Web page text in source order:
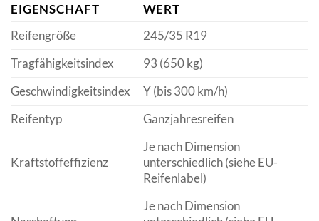
EIGENSCHAFT
WERT
Reifengröße
245/35 R19
Tragfähigkeitsindex
93 (650 kg)
Geschwindigkeitsindex
Y (bis 300 km/h)
Reifentyp
Ganzjahresreifen
Kraftstoffeffizienz
Je nach Dimension
unterschiedlich (siehe EU-
Reifenlabel)
Je nach Dimension